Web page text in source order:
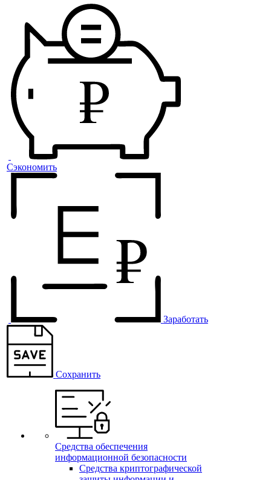
Сэкономить
Заработать
Сохранить
Средства обеспечения
информационной безопасности
Средства криптографической